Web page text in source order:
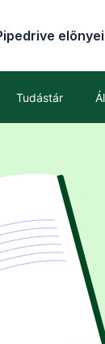
előnyei
Tudástár